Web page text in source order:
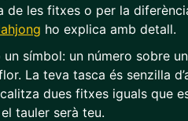
les fitxes o per la
ho explica amb detall.
símbol: un número sobre
La teva tasca és senzilla
dues fitxes iguals que
tauler serà teu.